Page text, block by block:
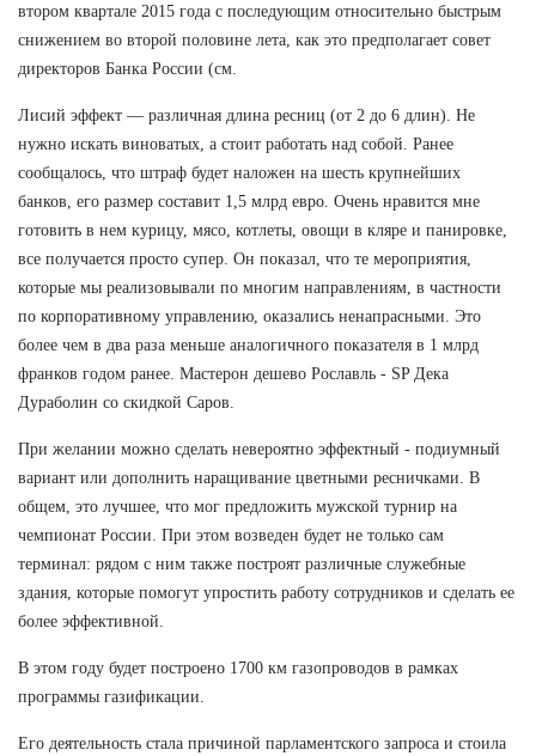
втором квартале 2015 года с последующим относительно быстрым
снижением во второй половине лета, как это предполагает совет
директоров Банка России (см.
Лисий эффект — различная длина ресниц (от 2 до 6 длин). Не
нужно искать виноватых, а стоит работать над собой. Ранее
сообщалось, что штраф будет наложен на шесть крупнейших
банков, его размер составит 1,5 млрд евро. Очень нравится мне
готовить в нем курицу, мясо, котлеты, овощи в кляре и панировке,
все получается просто супер. Он показал, что те мероприятия,
которые мы реализовывали по многим направлениям, в частности
по корпоративному управлению, оказались ненапрасными. Это
более чем в два раза меньше аналогичного показателя в 1 млрд
франков годом ранее. Мастерон дешево Рославль - SP Дека
Дураболин со скидкой Саров.
При желании можно сделать невероятно эффектный - подиумный
вариант или дополнить наращивание цветными ресничками. В
общем, это лучшее, что мог предложить мужской турнир на
чемпионат России. При этом возведен будет не только сам
терминал: рядом с ним также построят различные служебные
здания, которые помогут упростить работу сотрудников и сделать ее
более эффективной.
В этом году будет построено 1700 км газопроводов в рамках
программы газификации.
Его деятельность стала причиной парламентского запроса и стоила